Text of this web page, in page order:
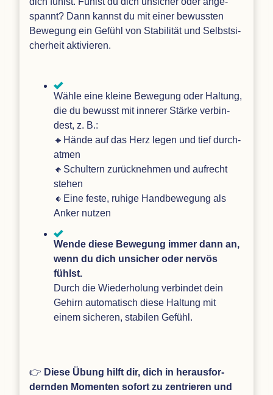
spannt? Dann kannst du mit einer bewuss­ten
Bewe­gung ein Gefühl von Sta­bi­li­tät und Selbst­si­
cher­heit aktivieren.
Wähle eine kleine Bewe­gung oder Hal­tung,
die du bewusst mit inne­rer Stärke ver­bin­
dest, z. B.:
🔸Hände auf das Herz legen und tief durch­
at­men
🔸Schul­tern zurück­neh­men und auf­recht
ste­hen
🔸Eine feste, ruhige Hand­be­we­gung als
Anker nutzen
Wende diese Bewe­gung immer dann an,
wenn du dich unsi­cher oder ner­vös
fühlst.
Durch die Wie­der­ho­lung ver­bin­det dein
Gehirn auto­ma­tisch diese Hal­tung mit
einem siche­ren, sta­bi­len Gefühl.
👉 Diese Übung hilft dir, dich in her­aus­for­
dern­den Momen­ten sofort zu zen­trie­ren und